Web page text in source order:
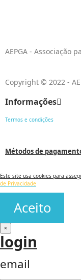
AEPGA - Associação
Copyright © 2022 -
Informações
Termos e condições
Métodos de
Este site usa cookies para
de Privacidade
Aceito
×
login
email